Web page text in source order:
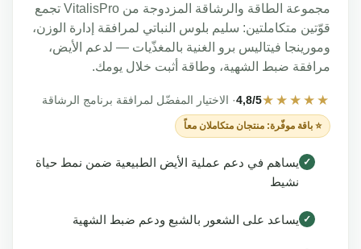
مجموعة الطاقة والرشاقة المزدوجة من VitalisPro تجمع
متكاملتين: سليم بلوس النباتي لمرافقة إدارة الوزن،
فيتاليس برو الغنية بالمغذّيات — لدعم الأيض،
ضبط الشهية، وطاقة أثبت خلال يومك.
4,8/5 · الاختيار المفضّل لمرافقة برنامج الرشاقة
⭐ باقة موفّرة: منتجان متكاملان معاً
يساهم في دعم عملية الأيض الطبيعية ضمن نمط حياة
يساعد على الشعور بالشبع ودعم ضبط الشهية